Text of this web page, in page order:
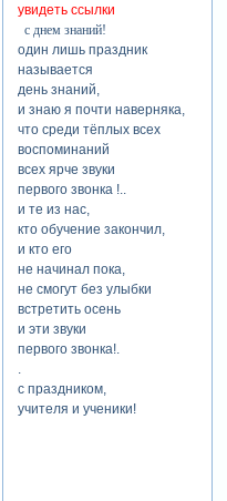
увидеть ссылки
с днем знаний!
один лишь праздник
называется
день знаний,
и знаю я почти наверняка,
что среди тёплых всех
воспоминаний
всех ярче звуки
первого звонка !..
и те из нас,
кто обучение закончил,
и кто его
не начинал пока,
не смогут без улыбки
встретить осень
и эти звуки
первого звонка!.
.
с праздником,
учителя и ученики!